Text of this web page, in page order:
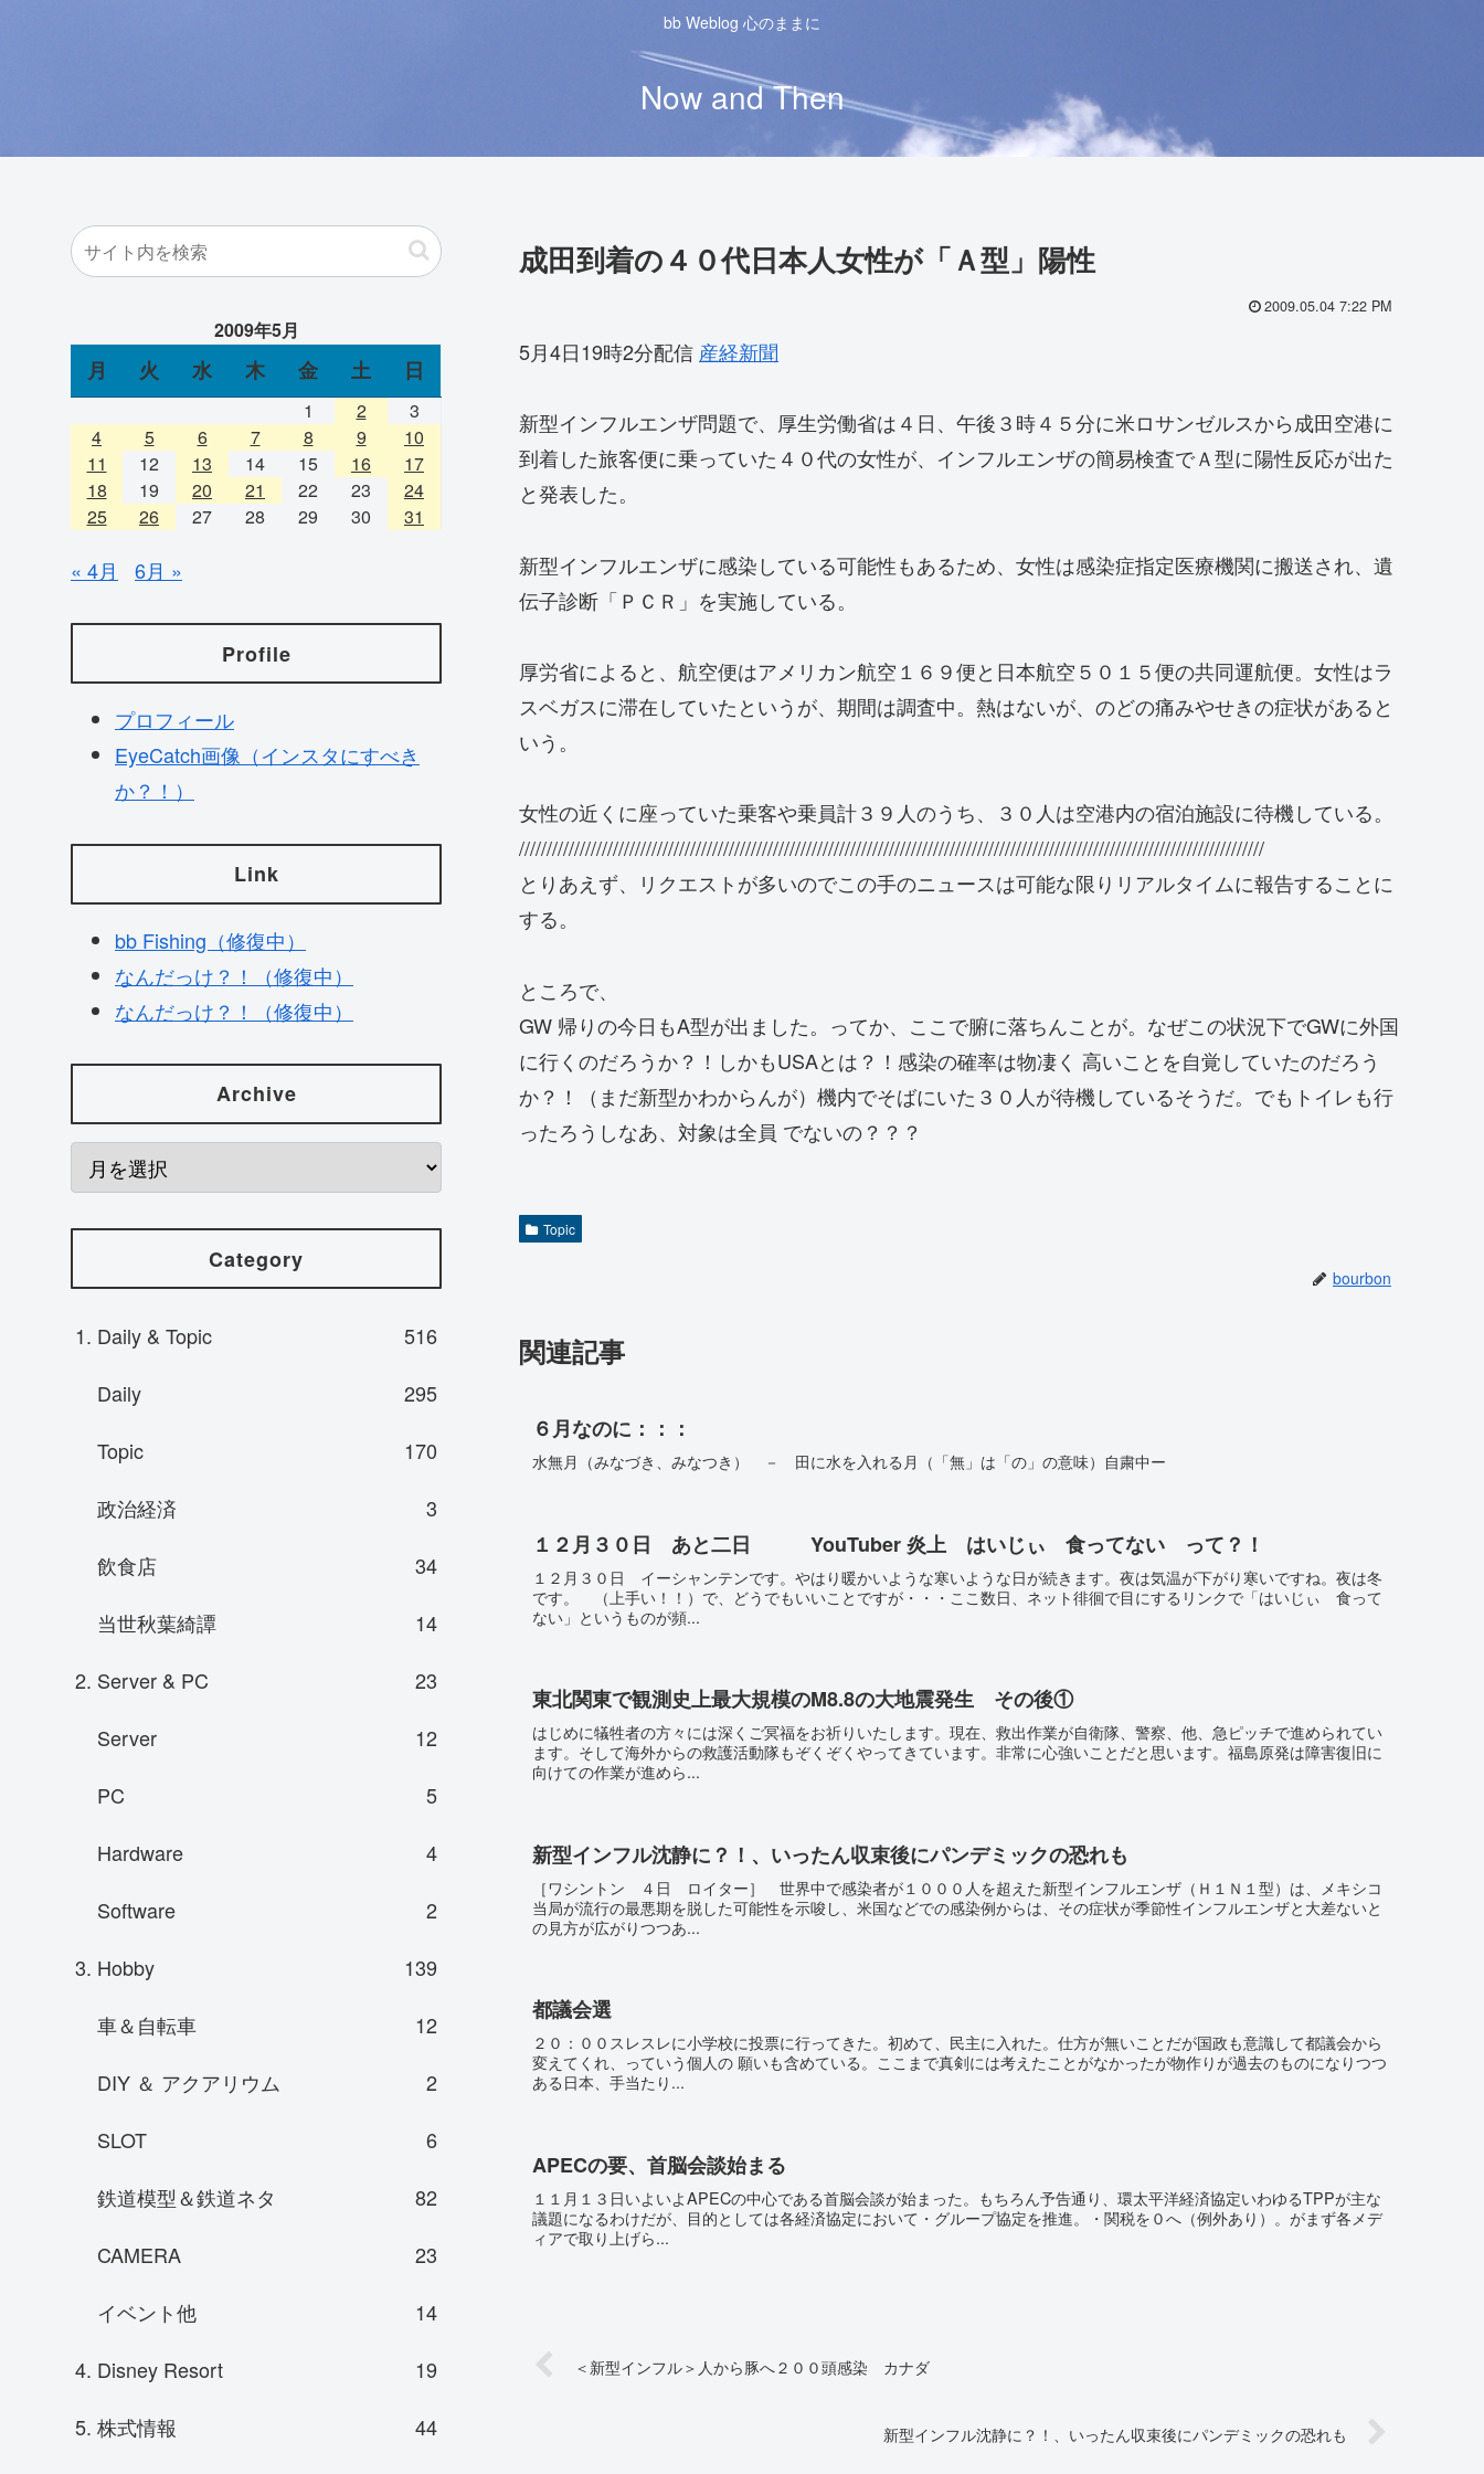
bb Weblog 心のままに
Now and Then
成田到着の４０代日本人女性が「Ａ型」陽性
2009.05.04 7:22 PM
5月4日19時2分配信 産経新聞
新型インフルエンザ問題で、厚生労働省は４日、午後３時４５分に米ロサンゼルスから成田空港に
到着した旅客便に乗っていた４０代の女性が、インフルエンザの簡易検査でＡ型に陽性反応が出た
と発表した。
新型インフルエンザに感染している可能性もあるため、女性は感染症指定医療機関に搬送され、遺
伝子診断「ＰＣＲ」を実施している。
厚労省によると、航空便はアメリカン航空１６９便と日本航空５０１５便の共同運航便。女性はラ
スベガスに滞在していたというが、期間は調査中。熱はないが、のどの痛みやせきの症状があると
いう。
女性の近くに座っていた乗客や乗員計３９人のうち、３０人は空港内の宿泊施設に待機している。
///////////////////////////////////////////////////////////////////////////////////////////////////////////////////////////////////////
とりあえず、リクエストが多いのでこの手のニュースは可能な限りリアルタイムに報告することに
する。
ところで、
GW 帰りの今日もA型が出ました。ってか、ここで腑に落ちんことが。なぜこの状況下でGWに外国
に行くのだろうか？！しかもUSAとは？！感染の確率は物凄く 高いことを自覚していたのだろう
か？！（まだ新型かわからんが）機内でそばにいた３０人が待機しているそうだ。でもトイレも行
ったろうしなあ、対象は全員 でないの？？？
Topic
bourbon
関連記事
６月なのに：：：
水無月（みなづき、みなつき） － 田に水を入れる月（「無」は「の」の意味）自粛中ー
１２月３０日 あと二日 YouTuber 炎上 はいじぃ 食ってない って？！
１２月３０日 イーシャンテンです。やはり暖かいような寒いような日が続きます。夜は気温が下がり寒いですね。夜は冬
です。 （上手い！！）で、どうでもいいことですが・・・ここ数日、ネット徘徊で目にするリンクで「はいじぃ 食って
ない」というものが頻...
東北関東で観測史上最大規模のM8.8の大地震発生 その後①
はじめに犠牲者の方々には深くご冥福をお祈りいたします。現在、救出作業が自衛隊、警察、他、急ピッチで進められてい
ます。そして海外からの救護活動隊もぞくぞくやってきています。非常に心強いことだと思います。福島原発は障害復旧に
向けての作業が進めら...
新型インフル沈静に？！、いったん収束後にパンデミックの恐れも
［ワシントン ４日 ロイター］ 世界中で感染者が１０００人を超えた新型インフルエンザ（Ｈ１Ｎ１型）は、メキシコ
当局が流行の最悪期を脱した可能性を示唆し、米国などでの感染例からは、その症状が季節性インフルエンザと大差ないと
の見方が広がりつつあ...
都議会選
２０：００スレスレに小学校に投票に行ってきた。初めて、民主に入れた。仕方が無いことだが国政も意識して都議会から
変えてくれ、っていう個人の 願いも含めている。ここまで真剣には考えたことがなかったが物作りが過去のものになりつつ
ある日本、手当たり...
APECの要、首脳会談始まる
１１月１３日いよいよAPECの中心である首脳会談が始まった。もちろん予告通り、環太平洋経済協定いわゆるTPPが主な
議題になるわけだが、目的としては各経済協定において・グループ協定を推進。・関税を０へ（例外あり）。がまず各メデ
ィアで取り上げら...
＜新型インフル＞人から豚へ２００頭感染 カナダ
新型インフル沈静に？！、いったん収束後にパンデミックの恐れも
2009年5月
月 火 水 木 金 土 日
1 2
3
4
5 6 7 8 9
10
11
12 13 14 15 16
17
18
19 20 21 22 23
24
25
26 27 28 29 30 31
« 4月 6月 »
Profile
プロフィール
EyeCatch画像（インスタにすべき
か？！）
Link
bb Fishing（修復中）
なんだっけ？！（修復中）
なんだっけ？！（修復中）
Archive
Category
1. Daily & Topic
516
Daily
295
Topic
170
政治経済
3
飲食店
34
当世秋葉綺譚
14
2. Server & PC
23
Server
12
PC
5
Hardware
4
Software
2
3. Hobby
139
車＆自転車
12
DIY ＆ アクアリウム
2
SLOT
6
鉄道模型＆鉄道ネタ
82
CAMERA
23
イベント他
14
4. Disney Resort
19
5. 株式情報
44